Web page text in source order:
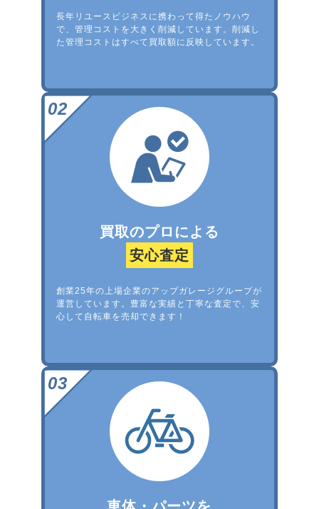
長年リユースビジネスに携わって得たノウハウ
で、管理コストを大きく削減しています。削減し
た管理コストはすべて買取額に反映しています。
買取のプロによる
安心査定
創業25年の上場企業のアップガレージグループが
運営しています。豊富な実績と丁寧な査定で、安
心して自転車を売却できます！